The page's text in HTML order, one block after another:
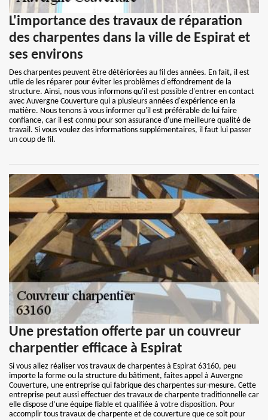
L'importance des travaux de réparation
des charpentes dans la ville de Espirat et
ses environs
Des charpentes peuvent être détériorées au fil des années. En fait, il est
utile de les réparer pour éviter les problèmes d'effondrement de la
structure. Ainsi, nous vous informons qu'il est possible d'entrer en contact
avec Auvergne Couverture qui a plusieurs années d'expérience en la
matière. Nous tenons à vous informer qu'il est préférable de lui faire
confiance, car il est connu pour son assurance d'une meilleure qualité de
travail. Si vous voulez des informations supplémentaires, il faut lui passer
un coup de fil.
Une prestation offerte par un couvreur
charpentier efficace à Espirat
Si vous allez réaliser vos travaux de charpentes à Espirat 63160, peu
importe la forme ou la structure du bâtiment, faites appel à Auvergne
Couverture, une entreprise qui fabrique des charpentes sur-mesure. Cette
entreprise peut aussi effectuer des travaux de charpente traditionnelle car
elle dispose d’une équipe fiable et qualifiée à votre disposition. Pour
accomplir tous travaux de charpente et de couverture que ce soit pour